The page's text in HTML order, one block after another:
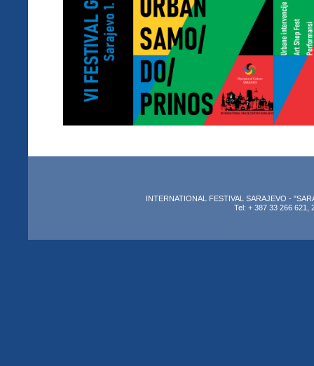
INTERNATIONAL FESTIVAL SARAJEVO -
Tel: + 387 33 266 621,